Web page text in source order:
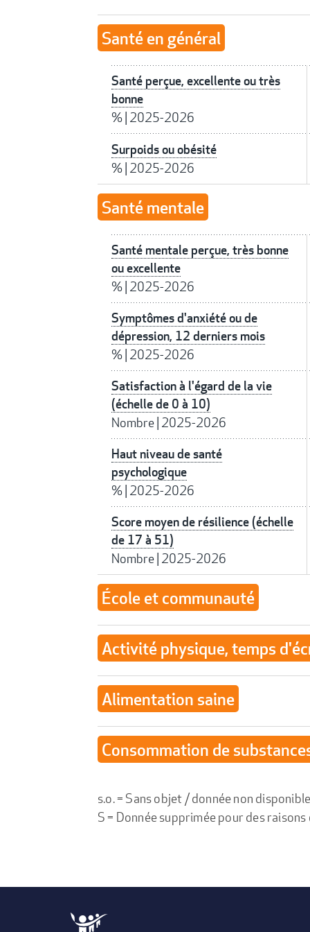
Santé en général
Santé perçue, excellente ou très
bonne
%| 2025-2026
Surpoids ou obésité
%| 2025-2026
Santé mentale
Santé mentale perçue, très bonne
ou excellente
%| 2025-2026
Symptômes d'anxiété ou de
dépression, 12 derniers mois
%| 2025-2026
Satisfaction à l'égard de la vie
(échelle de 0 à 10)
Nombre| 2025-2026
Haut niveau de santé
psychologique
%| 2025-2026
Score moyen de résilience (échelle
de 17 à 51)
Nombre| 2025-2026
École et communauté
Activité physique, temps
Alimentation saine
Consommation de
s.o. = Sans objet / donnée non disponible
S = Donnée supprimée pour des